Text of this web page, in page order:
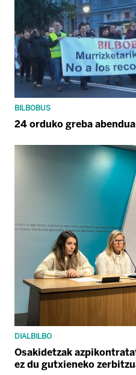
BILBOBUS
24 orduko greba
DIALBILBO
Osakidetzak
ez du gutxieneko